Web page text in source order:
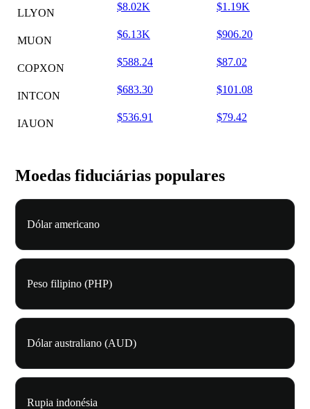
LLYON
$8.02K $1.19K
MUON
$6.13K $906.20
COPXON
$588.24 $87.02
INTCON
$683.30 $101.08
IAUON
$536.91 $79.42
Moedas fiduciárias populares
Dólar americano
Peso filipino (PHP)
Dólar australiano (AUD)
Rupia indonésia